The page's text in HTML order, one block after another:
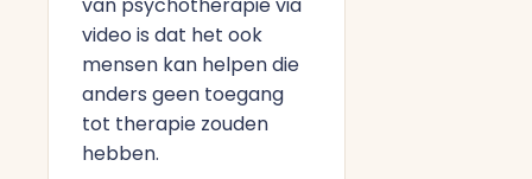
video is dat het ook
mensen kan helpen die
anders geen toegang
tot therapie zouden
hebben.